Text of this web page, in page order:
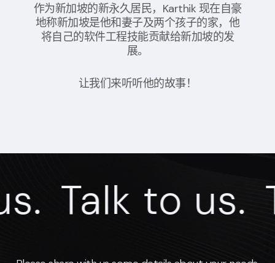
作为新加坡的新永久居民，Karthik 现在自豪
地称新加坡是他和妻子及两个孩子的家，他
将自己的软件工程技能贡献给新加坡的发
展。
让我们来听听他的故事！
Talk to us.